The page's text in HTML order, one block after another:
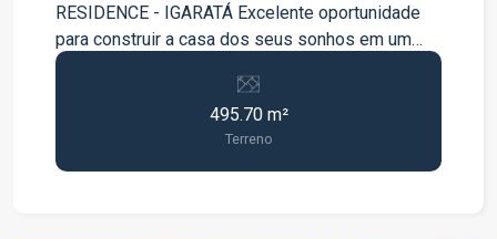
RESIDENCE - IGARATÁ Excelente oportunidade
para construir a casa dos seus sonhos em um
dos condomínios mais desejados da região!
Terreno com 495 m² Ótima topografia Fácil
acesso à represa Localização privilegiada dentro
do condomínio Ambiente tranquilo e cercado pela
natureza Ideal para lazer, moradia ou
495.70 m²
Terreno